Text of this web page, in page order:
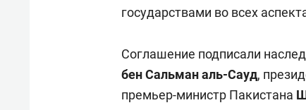
государствами во всех
Соглашение подписали
бен Сальман аль-Сауд,
премьер-министр Пакистана